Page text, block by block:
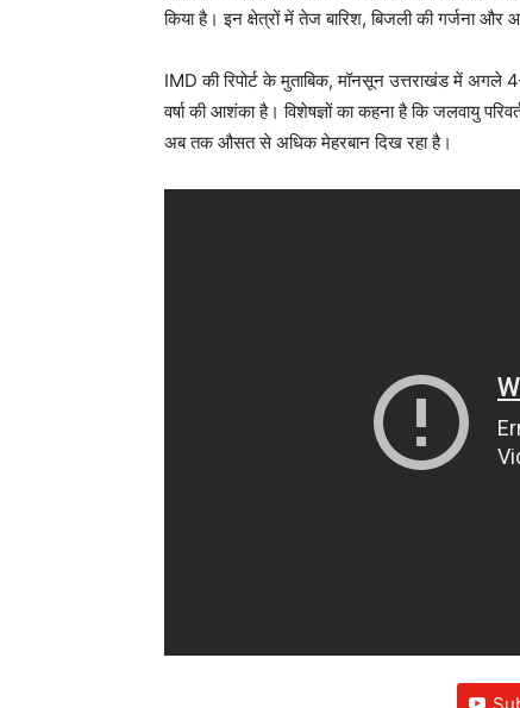
किया है। इन क्षेत्रों में तेज बारिश, बिजली की गर्जना
IMD की रिपोर्ट के मुताबिक, मॉनसून उत्तराखंड में अगले
वर्षा की आशंका है। विशेषज्ञों का कहना है कि जलवायु
अब तक औसत से अधिक मेहरबान दिख रहा है।